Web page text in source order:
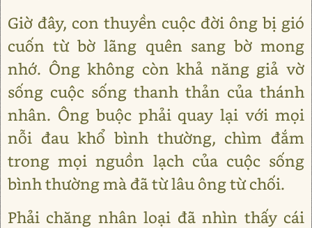
Giờ đây, con thuyền cuộc đời ông bị gió
cuốn từ bờ lãng quên sang bờ mong
nhớ. Ông không còn khả năng giả vờ
sống cuộc sống thanh thản của thánh
nhân. Ông buộc phải quay lại với mọi
nỗi đau khổ bình thường, chìm đắm
trong mọi nguồn lạch của cuộc sống
bình thường mà đã từ lâu ông từ chối.
Phải chăng nhân loại đã nhìn thấy cái